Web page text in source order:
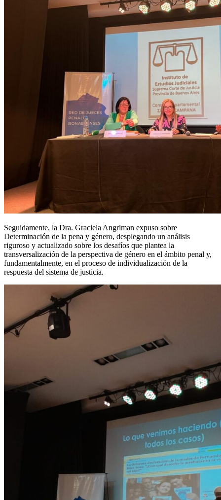
Seguidamente, la Dra. Graciela Angriman expuso sobre
Determinación de la pena y género, desplegando un análisis
riguroso y actualizado sobre los desafíos que plantea la
transversalización de la perspectiva de género en el ámbito penal y,
fundamentalmente, en el proceso de individualización de la
respuesta del sistema de justicia.